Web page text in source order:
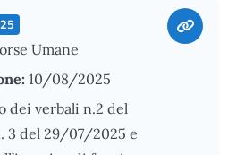
Umane
10/08/2025
dei verbali n.2 del
3 del 29/07/2025 e